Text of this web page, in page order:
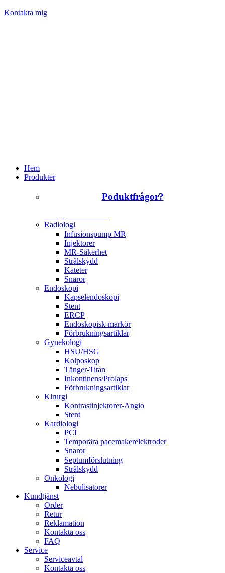
Kontakta mig
Hem
Produkter
Poduktfrågor?
Radiologi
Infusionspump MR
Injektorer
MR-Säkerhet
Strålskydd
Kateter
Snaror
Endoskopi
Kapselendoskopi
Stent
ERCP
Endoskopisk-markör
Förbrukningsartiklar
Gynekologi
HSU/HSG
Kolposkop
Tänger-Titan
Inkontinens/Prolaps
Förbrukningsartiklar
Kirurgi
Kontrastinjektorer-Angio
Stent
Kardiologi
PCI
Temporära pacemakerelektroder
Snaror
Septumförslutning
Strålskydd
Onkologi
Nebulisatorer
Kundtjänst
Order
Retur
Reklamation
Kontakta oss
FAQ
Service
Serviceavtal
Kontakta oss